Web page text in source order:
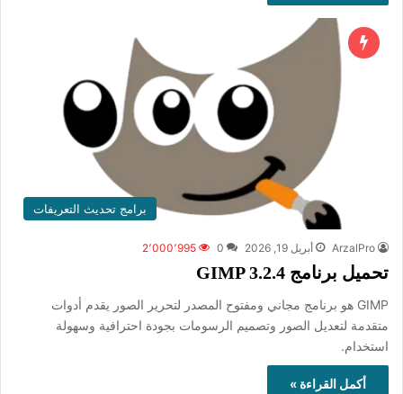
برامج تحديث التعريفات
ArzalPro أبريل 19, 2026 0 2٬000٬995
تحميل برنامج GIMP 3.2.4
GIMP هو برنامج مجاني ومفتوح المصدر لتحرير الصور يقدم أدوات
متقدمة لتعديل الصور وتصميم الرسومات بجودة احترافية وسهولة
استخدام.
أكمل القراءة »